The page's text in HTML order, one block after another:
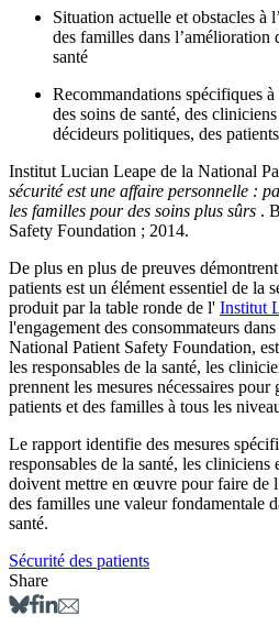
Situation actuelle et obstacles à
des familles dans l’amélioration
santé
Recommandations spécifiques
des soins de santé, des
décideurs politiques, des
Institut Lucian Leape de la National
sécurité est une affaire personnelle :
les familles pour des soins plus sûrs .
Safety Foundation ; 2014.
De plus en plus de preuves
patients est un élément essentiel de la
produit par la table ronde de l' Institut
l'engagement des consommateurs
National Patient Safety Foundation,
les responsables de la santé, les
prennent les mesures nécessaires
patients et des familles à tous les
Le rapport identifie des mesures
responsables de la santé, les
doivent mettre en œuvre pour faire de
des familles une valeur fondamentale
santé. ​
Sécurité des patients
Share